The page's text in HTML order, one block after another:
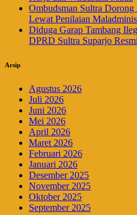
Ombudsman Sultra
Lewat Penilaian
Diduga Garap Tambang
DPRD Sultra Suparjo
Arsip
Agustus 2026
Juli 2026
Juni 2026
Mei 2026
April 2026
Maret 2026
Februari 2026
Januari 2026
Desember 2025
November 2025
Oktober 2025
September 2025